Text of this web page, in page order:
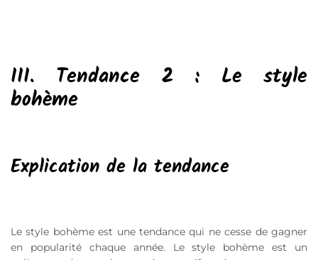
III. Tendance 2 : Le style
bohème
Explication de la tendance
Le style bohème est une tendance qui ne cesse de gagner
en popularité chaque année. Le style bohème est un